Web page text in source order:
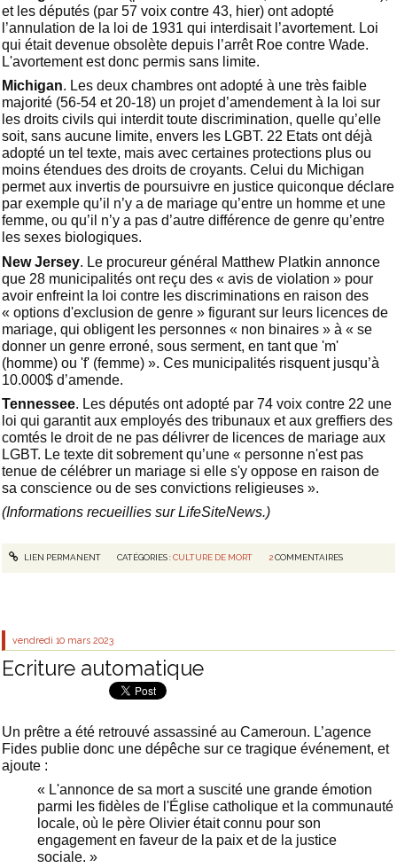
et les députés (par 57 voix contre 43, hier) ont adopté
l’annulation de la loi de 1931 qui interdisait l’avortement. Loi
qui était devenue obsolète depuis l’arrêt Roe contre Wade.
L'avortement est donc permis sans limite.
Michigan. Les deux chambres ont adopté à une très faible
majorité (56-54 et 20-18) un projet d’amendement à la loi sur
les droits civils qui interdit toute discrimination, quelle qu’elle
soit, sans aucune limite, envers les LGBT. 22 Etats ont déjà
adopté un tel texte, mais avec certaines protections plus ou
moins étendues des droits de croyants. Celui du Michigan
permet aux invertis de poursuivre en justice quiconque déclare
par exemple qu’il n’y a de mariage qu’entre un homme et une
femme, ou qu’il n’y a pas d’autre différence de genre qu’entre
les sexes biologiques.
New Jersey. Le procureur général Matthew Platkin annonce
que 28 municipalités ont reçu des « avis de violation » pour
avoir enfreint la loi contre les discriminations en raison des
« options d'exclusion de genre » figurant sur leurs licences de
mariage, qui obligent les personnes « non binaires » à « se
donner un genre erroné, sous serment, en tant que 'm'
(homme) ou 'f' (femme) ». Ces municipalités risquent jusqu’à
10.000$ d’amende.
Tennessee. Les députés ont adopté par 74 voix contre 22 une
loi qui garantit aux employés des tribunaux et aux greffiers des
comtés le droit de ne pas délivrer de licences de mariage aux
LGBT. Le texte dit sobrement qu’une « personne n'est pas
tenue de célébrer un mariage si elle s'y oppose en raison de
sa conscience ou de ses convictions religieuses ».
(Informations recueillies sur LifeSiteNews.)
LIEN PERMANENT CATÉGORIES :CULTURE DE MORT 2COMMENTAIRES
vendredi 10 mars 2023
Ecriture automatique
Un prêtre a été retrouvé assassiné au Cameroun. L’agence
Fides publie donc une dépêche sur ce tragique événement, et
ajoute :
« L'annonce de sa mort a suscité une grande émotion
parmi les fidèles de l'Église catholique et la communauté
locale, où le père Olivier était connu pour son
engagement en faveur de la paix et de la justice
sociale. »